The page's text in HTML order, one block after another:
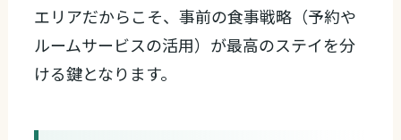
エリアだからこそ、事前の食事戦略（予約や
ルームサービスの活用）が最高のステイを分
ける鍵となります。